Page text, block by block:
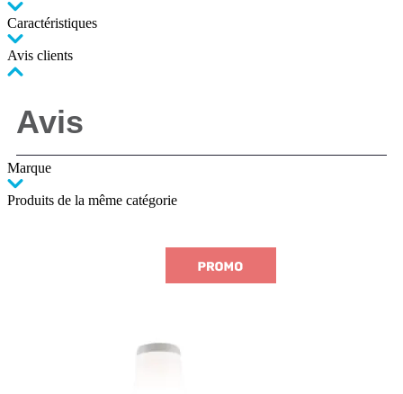
Caractéristiques
Avis clients
Marque
Produits de la même catégorie